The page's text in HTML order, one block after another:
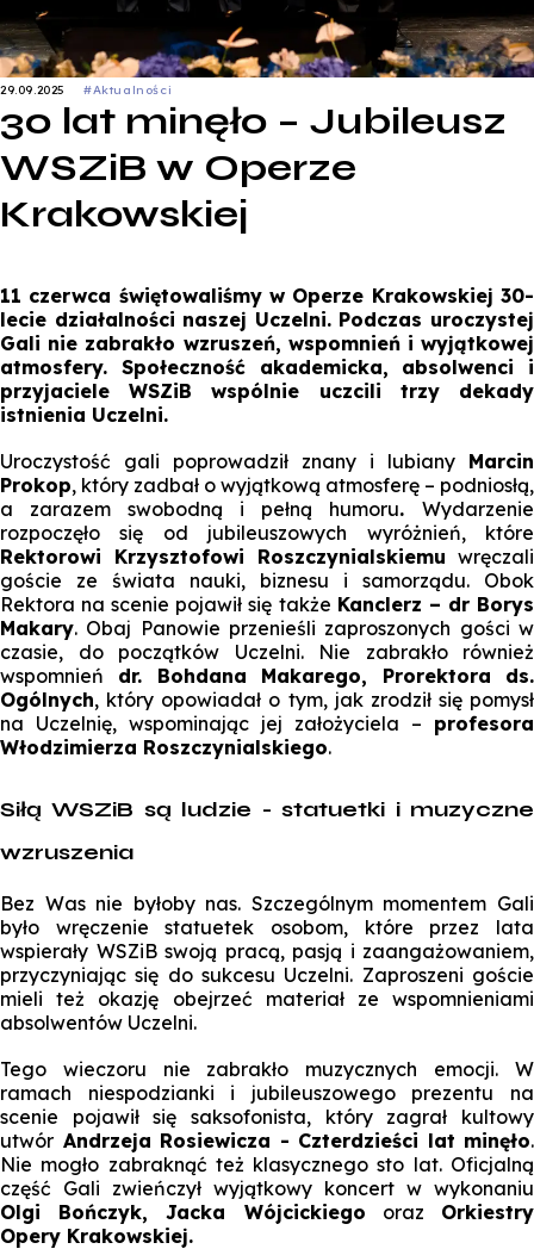
29.09.2025 #Aktualności
30 lat minęło – Jubileusz
WSZiB w Operze
Krakowskiej
11 czerwca świętowaliśmy w Operze Krakowskiej 30-
lecie działalności naszej Uczelni. Podczas uroczystej
Gali nie zabrakło wzruszeń, wspomnień i wyjątkowej
atmosfery. Społeczność akademicka, absolwenci i
przyjaciele WSZiB wspólnie uczcili trzy dekady
istnienia Uczelni.
Uroczystość gali poprowadził znany i lubiany Marcin
Prokop, który zadbał o wyjątkową atmosferę – podniosłą,
a zarazem swobodną i pełną humoru. Wydarzenie
rozpoczęło się od jubileuszowych wyróżnień, które
Rektorowi Krzysztofowi Roszczynialskiemu wręczali
goście ze świata nauki, biznesu i samorządu. Obok
Rektora na scenie pojawił się także Kanclerz – dr Borys
Makary. Obaj Panowie przenieśli zaproszonych gości w
czasie, do początków Uczelni. Nie zabrakło również
wspomnień dr. Bohdana Makarego, Prorektora ds.
Ogólnych, który opowiadał o tym, jak zrodził się pomysł
na Uczelnię, wspominając jej założyciela – profesora
Włodzimierza Roszczynialskiego.
Siłą WSZiB są ludzie - statuetki i muzyczne
wzruszenia
Bez Was nie byłoby nas. Szczególnym momentem Gali
było wręczenie statuetek osobom, które przez lata
wspierały WSZiB swoją pracą, pasją i zaangażowaniem,
przyczyniając się do sukcesu Uczelni. Zaproszeni goście
mieli też okazję obejrzeć materiał ze wspomnieniami
absolwentów Uczelni.
Tego wieczoru nie zabrakło muzycznych emocji. W
ramach niespodzianki i jubileuszowego prezentu na
scenie pojawił się saksofonista, który zagrał kultowy
utwór Andrzeja Rosiewicza - Czterdzieści lat minęło.
Nie mogło zabraknąć też klasycznego sto lat. Oficjalną
część Gali zwieńczył wyjątkowy koncert w wykonaniu
Olgi Bończyk, Jacka Wójcickiego oraz Orkiestry
Opery Krakowskiej.